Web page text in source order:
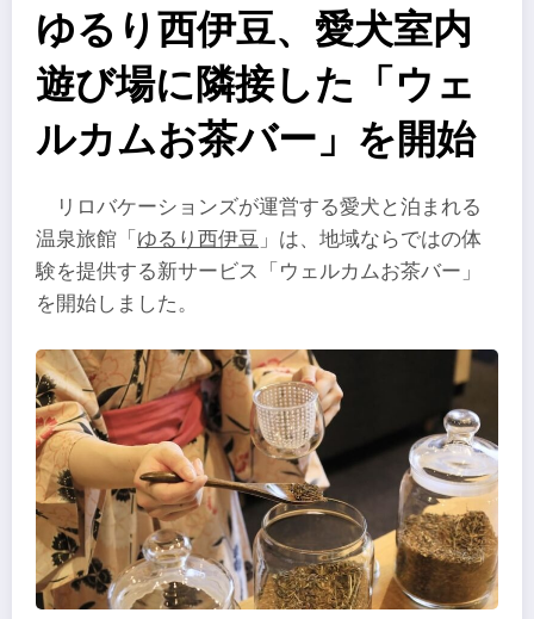
ゆるり西伊豆、愛犬室内
遊び場に隣接した「ウェ
ルカムお茶バー」を開始
リロバケーションズが運営する愛犬と泊まれる
温泉旅館「 ゆるり西伊豆 」は、地域ならではの体
験を提供する新サービス「ウェルカムお茶バー」
を開始しました。